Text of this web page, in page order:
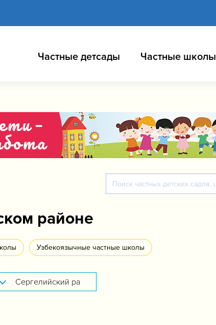
Частные детсады Частные школы
районе
Узбекоязычные частные школы